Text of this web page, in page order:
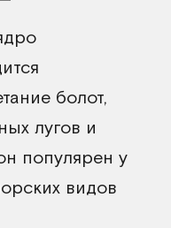
болот,
лугов и
популярен у
видов